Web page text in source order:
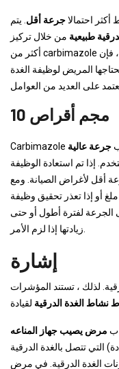
احتمالاجرعة أقل . يتم
طبيعية من خلال تركيز
أكثر من carbimazole فإن
المريض لوظيفة الغدة
10 مجم أقراص
جرعة عالية
إذا تم استعادة الوظيفة
أقل لأغراض الصيانة. ومع
ذلك ، إذا استمر فرط الوظيفة إلى أقل من 10 ملغ أو إذا تعذر تحقيق وظيفة
الجرعة لفترة أطول أو حتى
إشارة
لذلك ، تستند المؤشرات
نشاط الغدة الدرقية
ب مرض يصيب جهاز المناعه
التي تتصل بالغدة الدرقية
الغدة الدرقية. في مرض